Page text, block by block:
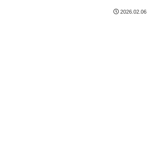
2026.02.06